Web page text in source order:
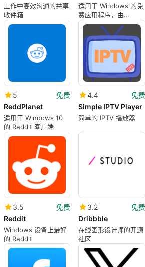
工作中高效沟通的共享
收件箱
适用于 Windows 的免
费应用程序，由
Adobe_Marketplace
5
免费
ReddPlanet
适用于 Windows 10
的 Reddit 客户端
4.4
免费
Simple IPTV Player
简单的 IPTV 播放器
3.5
免费
Reddit
Windows 设备上最好
的 Reddit
3.2
免费
Dribbble
在线图形设计师的开源
社区